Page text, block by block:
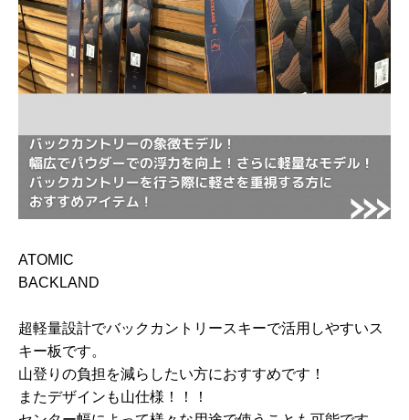
ATOMIC
BACKLAND
超軽量設計でバックカントリースキーで活用しやすいス
キー板です。
山登りの負担を減らしたい方におすすめです！
またデザインも山仕様！！！